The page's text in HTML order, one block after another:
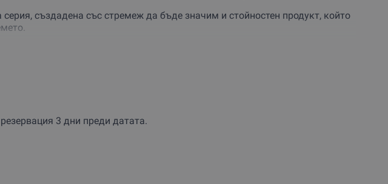
серия, създадена със стремеж да бъде значим и стойностен продукт, който
със съдействието на специалист. В преживяването са включени вода,
така удоволствията се възприемат чрез всички сетива, за да бъдат 100%
3 дни преди датата.